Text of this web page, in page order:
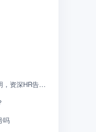
求职空窗期要不要在简历上写明，资深HR告诉你
吗